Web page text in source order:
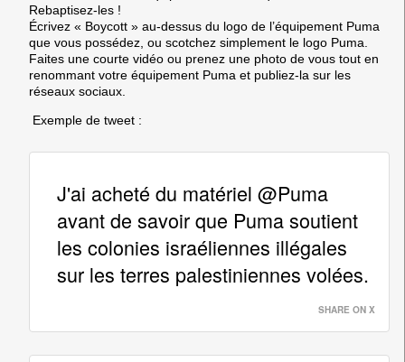
Rebaptisez-les !
Écrivez « Boycott » au-dessus du logo de l’équipement Puma
que vous possédez, ou scotchez simplement le logo Puma.
Faites une courte vidéo ou prenez une photo de vous tout en
renommant votre équipement Puma et publiez-la sur les
réseaux sociaux.
Exemple de tweet :
J'ai acheté du matériel @Puma
avant de savoir que Puma soutient
les colonies israéliennes illégales
sur les terres palestiniennes volées.
SHARE ON X